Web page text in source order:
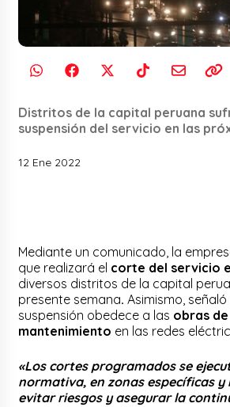
Distritos de la capital peruana
suspensión del servicio en las
12 Ene 2022
Mediante un comunicado, la
que realizará el corte del servicio
diversos distritos de la capital
presente semana. Asimismo,
suspensión obedece a las obras de
mantenimiento en las redes
«Los cortes programados se
normativa, en zonas específicas
evitar riesgos y asegurar la